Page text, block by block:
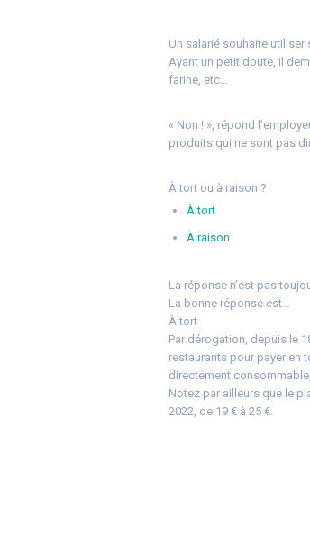
Un salarié souhaite
Ayant un petit doute, il
farine, etc…
« Non ! », répond
produits qui ne sont pas
À tort ou à raison ?
À tort
À raison
La réponse n’est pas
La bonne réponse est…
À tort
Par dérogation, depuis le
restaurants pour payer en
directement
Notez par ailleurs que le
2022, de 19 € à 25 €.